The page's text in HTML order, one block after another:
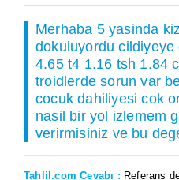
Merhaba 5 yasinda
dokuluyordu
4.65 t4 1.16 tsh 1.84
troidlerde sorun var
cocuk dahiliyesi cok
nasil bir yol izlemem
verirmisiniz ve bu
Tahlil.com Cevabı : Referans